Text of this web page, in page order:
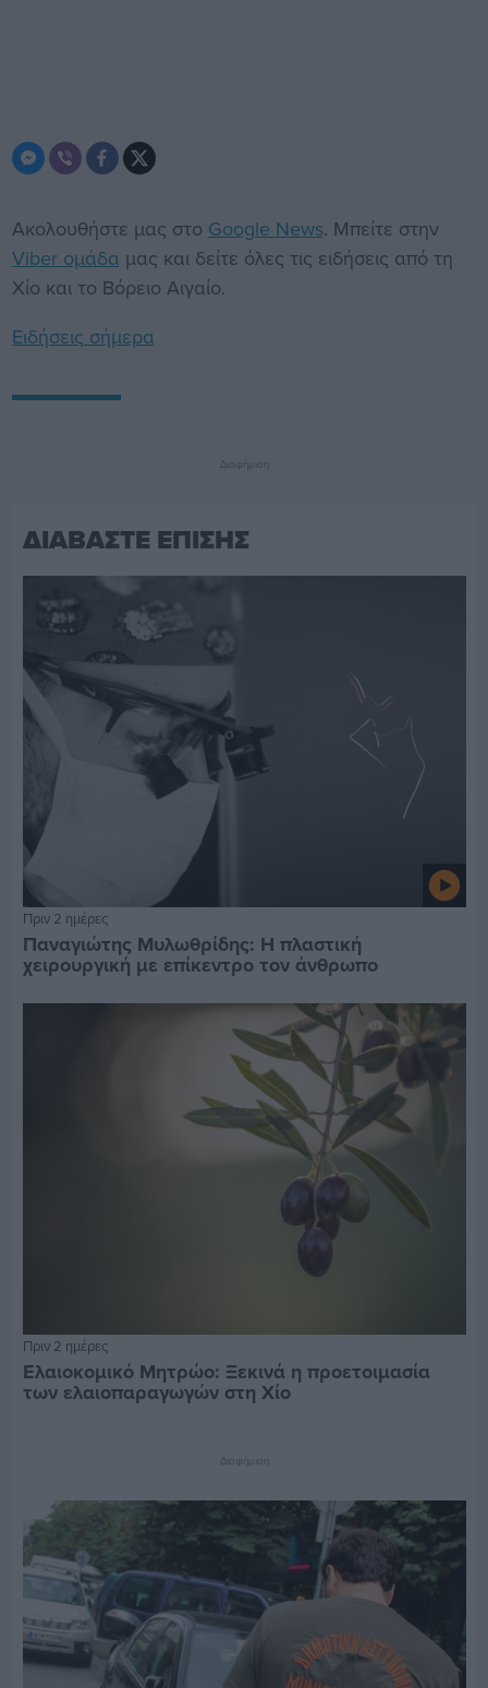
Ακολουθήστε μας στο Google News. Μπείτε στην
Viber ομάδα μας και δείτε όλες τις ειδήσεις από τη
Χίο και το Βόρειο Αιγαίο.
Ειδήσεις σήμερα
Διαφήμιση
ΔΙΑΒΑΣΤΕ ΕΠΙΣΗΣ
Πριν 2 ημέρες
Παναγιώτης Μυλωθρίδης: Η πλαστική
χειρουργική με επίκεντρο τον άνθρωπο
Πριν 2 ημέρες
Ελαιοκομικό Μητρώο: Ξεκινά η προετοιμασία
των ελαιοπαραγωγών στη Χίο
Διαφήμιση